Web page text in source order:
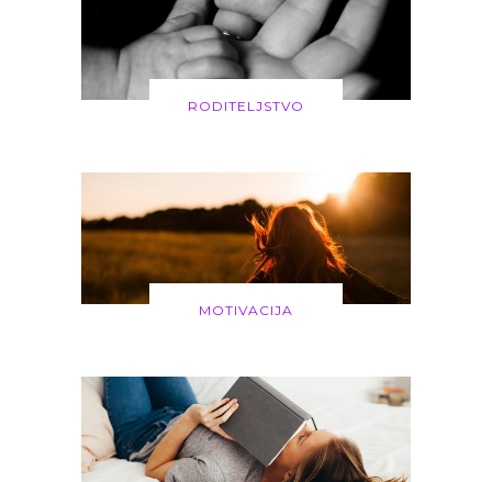
RODITELJSTVO
MOTIVACIJA